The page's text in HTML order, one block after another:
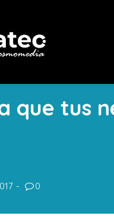
que tus
0